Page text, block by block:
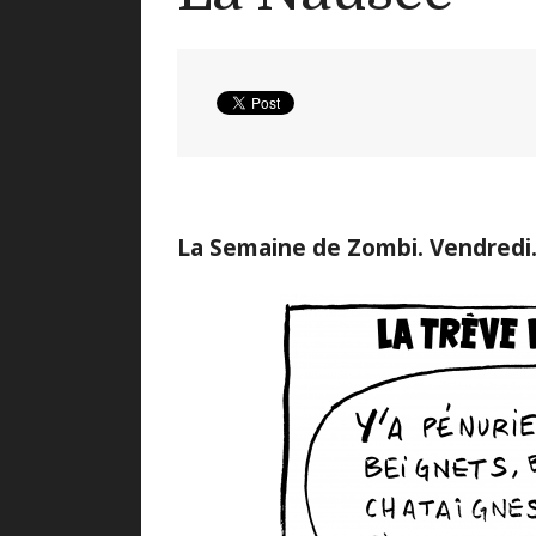
La Semaine de Zombi. Vendredi.